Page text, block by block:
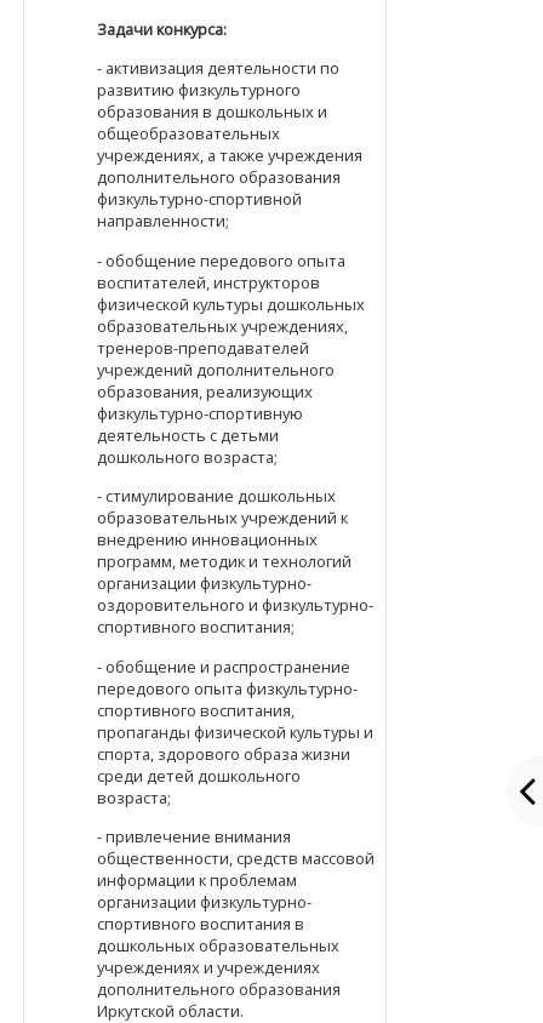
Задачи конкурса:
- активизация деятельности по
развитию физкультурного
образования в дошкольных и
общеобразовательных
учреждениях, а также учреждения
дополнительного образования
физкультурно-спортивной
направленности;
- обобщение передового опыта
воспитателей, инструкторов
физической культуры дошкольных
образовательных учреждениях,
тренеров-преподавателей
учреждений дополнительного
образования, реализующих
физкультурно-спортивную
деятельность с детьми
дошкольного возраста;
- стимулирование дошкольных
образовательных учреждений к
внедрению инновационных
программ, методик и технологий
организации физкультурно-
оздоровительного и физкультурно-
спортивного воспитания;
- обобщение и распространение
передового опыта физкультурно-
спортивного воспитания,
пропаганды физической культуры и
спорта, здорового образа жизни
среди детей дошкольного
возраста;
- привлечение внимания
общественности, средств массовой
информации к проблемам
организации физкультурно-
спортивного воспитания в
дошкольных образовательных
учреждениях и учреждениях
дополнительного образования
Иркутской области.